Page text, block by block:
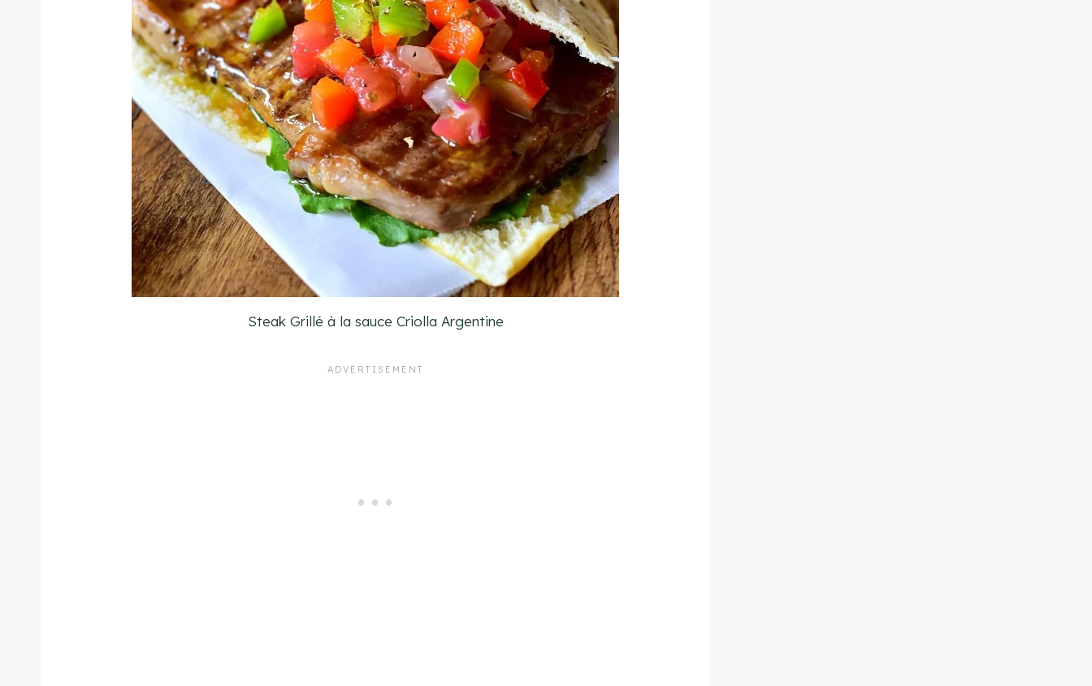
Steak Grillé à la sauce Criolla Argentine